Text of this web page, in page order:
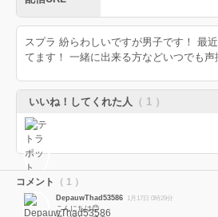
スプラ 紛らわしいですが男子です！ 最
てます！ 一緒に出来る方などいつでも声
いいね！してくれた人 （ 1 ）
コメント （ 1 ）
DepauwThad53586 1月17日 0時29分
こんにちは😊